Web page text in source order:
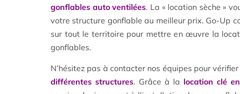
gonflables auto ventilées. La « location sèche »
votre structure gonflable au meilleur prix. Go-Up
sur tout le territoire pour mettre en œuvre la
gonflables.
N’hésitez pas à contacter nos équipes pour vérifier
différentes structures. Grâce à la location clé